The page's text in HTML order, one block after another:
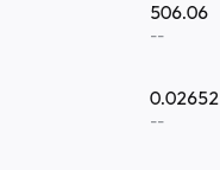
506.06
--
0.02652
--